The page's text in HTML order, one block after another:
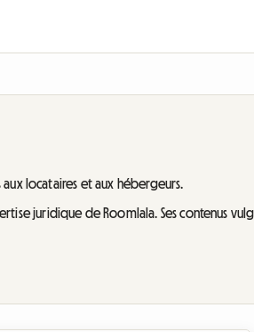
locataires et aux hébergeurs.
juridique de Roomlala. Ses contenus